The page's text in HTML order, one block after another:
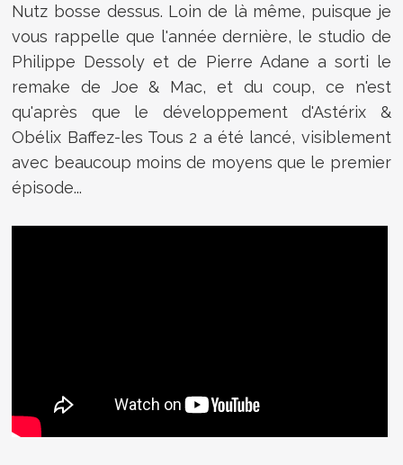
Nutz bosse dessus. Loin de là même, puisque je
vous rappelle que l'année dernière, le studio de
Philippe Dessoly et de Pierre Adane a sorti le
remake de Joe & Mac, et du coup, ce n'est
qu'après que le développement d'Astérix &
Obélix Baffez-les Tous 2 a été lancé, visiblement
avec beaucoup moins de moyens que le premier
épisode...